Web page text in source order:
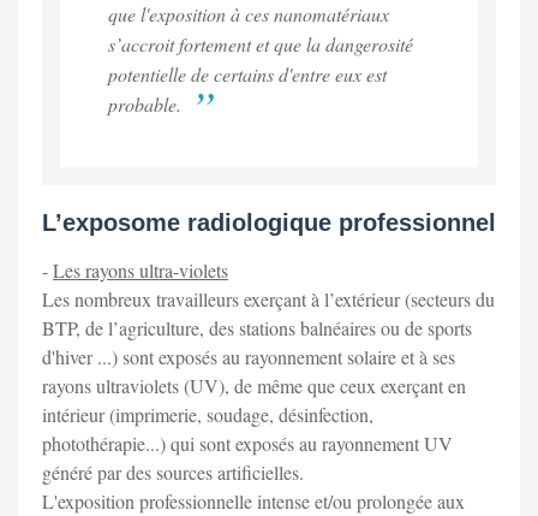
que l'exposition à ces nanomatériaux
s’accroit fortement et que la dangerosité
potentielle de certains d'entre eux est
probable.
L’exposome radiologique professionnel
-Les rayons ultra-violets
Les nombreux travailleurs exerçant à l’extérieur (secteurs du
BTP, de l’agriculture, des stations balnéaires ou de sports
d'hiver ...) sont exposés au rayonnement solaire et à ses
rayons ultraviolets (UV), de même que ceux exerçant en
intérieur (imprimerie, soudage, désinfection,
photothérapie...) qui sont exposés au rayonnement UV
généré par des sources artificielles.
L'exposition professionnelle intense et/ou prolongée aux